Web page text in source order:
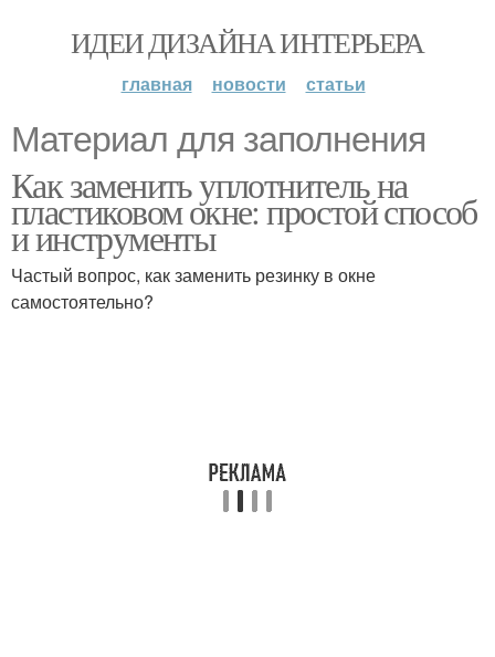
ИДЕИ ДИЗАЙНА ИНТЕРЬЕРА
главная новости статьи
Материал для заполнения
Как заменить уплотнитель на
пластиковом окне: простой способ
и инструменты
Частый вопрос, как заменить резинку в окне
самостоятельно?